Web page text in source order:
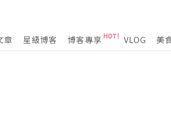
章 星級博客 博客專享 VLOG 美